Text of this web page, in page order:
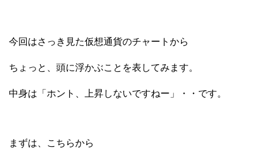
今回はさっき見た仮想通貨のチャートから
ちょっと、頭に浮かぶことを表してみます。
中身は「ホント、上昇しないですねー」・・です。
まずは、こちらから